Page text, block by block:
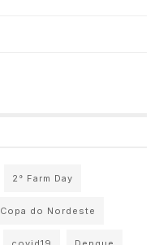
2° Farm Day
Copa do Nordeste